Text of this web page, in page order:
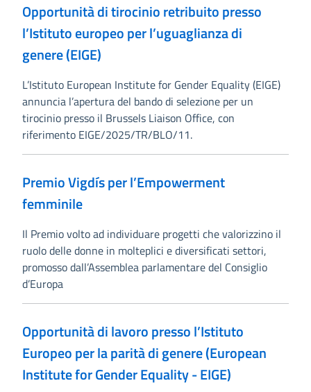
Opportunità di tirocinio retribuito presso
l’Istituto europeo per l’uguaglianza di
genere (EIGE)
L’Istituto European Institute for Gender Equality (EIGE)
annuncia l’apertura del bando di selezione per un
tirocinio presso il Brussels Liaison Office, con
riferimento EIGE/2025/TR/BLO/11.
Premio Vigdís per l’Empowerment
femminile
Il Premio volto ad individuare progetti che valorizzino il
ruolo delle donne in molteplici e diversificati settori,
promosso dall’Assemblea parlamentare del Consiglio
d’Europa
Opportunità di lavoro presso l’Istituto
Europeo per la parità di genere (European
Institute for Gender Equality - EIGE)